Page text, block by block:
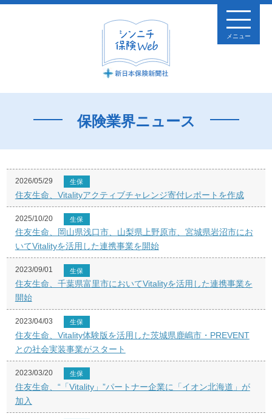
メニュー
保険業界ニュース
2026/05/29 生保
住友生命、Vitalityアクティブチャレンジ寄付レポートを作成
2025/10/20 生保
住友生命、岡山県浅口市、山梨県上野原市、宮城県岩沼市にお
いてVitalityを活用した連携事業を開始
2023/09/01 生保
住友生命、千葉県富里市においてVitalityを活用した連携事業を
開始
2023/04/03 生保
住友生命、Vitality体験版を活用した茨城県鹿嶋市・PREVENT
との社会実装事業がスタート
2023/03/20 生保
住友生命、“「Vitality」”パートナー企業に「イオン北海道」が
加入